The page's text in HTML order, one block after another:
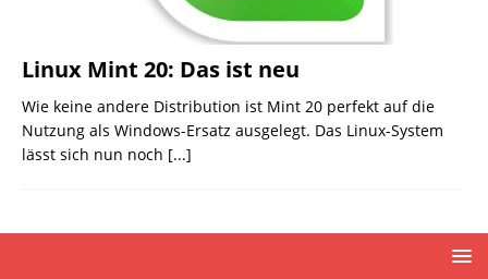
Linux Mint 20: Das ist neu
Wie keine andere Distribution ist Mint 20 perfekt auf die
Nutzung als Windows-Ersatz ausgelegt. Das Linux-System
lässt sich nun noch [...]